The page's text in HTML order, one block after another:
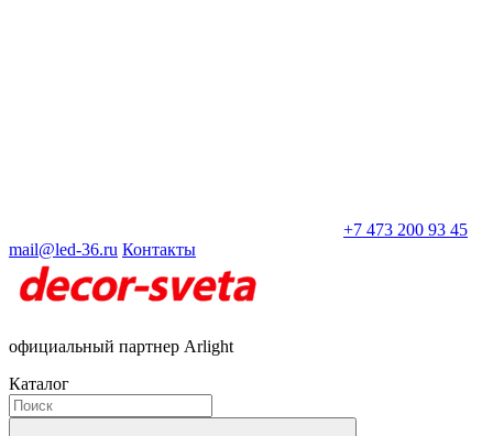
+7 473 200 93 45
mail@led-36.ru Контакты
официальный партнер Arlight
Каталог